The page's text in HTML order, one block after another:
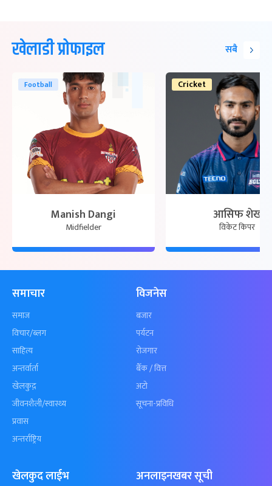
खेलाडी प्रोफाइल सबै
Football
Manish Dangi
Midfielder
Cricket
आसिफ शेख
विकेट किपर
समाचार
समाज
विचार/ब्लग
साहित्य
अन्तर्वार्ता
खेलकुद़़
जीवनशैली/स्वास्थ्य
प्रवास
अन्तर्राष्ट्रिय
विजनेस
बजार
पर्यटन
रोजगार
बैँक / वित्त
अटो
सूचना-प्रविधि
खेलकुद लाईभ अनलाइनखबर सूची